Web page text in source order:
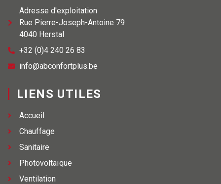
Adresse d'exploitation
Rue Pierre-Joseph-Antoine 79
4040 Herstal
+32 (0)4 240 26 83
info@abconfortplus.be
LIENS UTILES
Accueil
Chauffage
Sanitaire
Photovoltaïque
Ventilation